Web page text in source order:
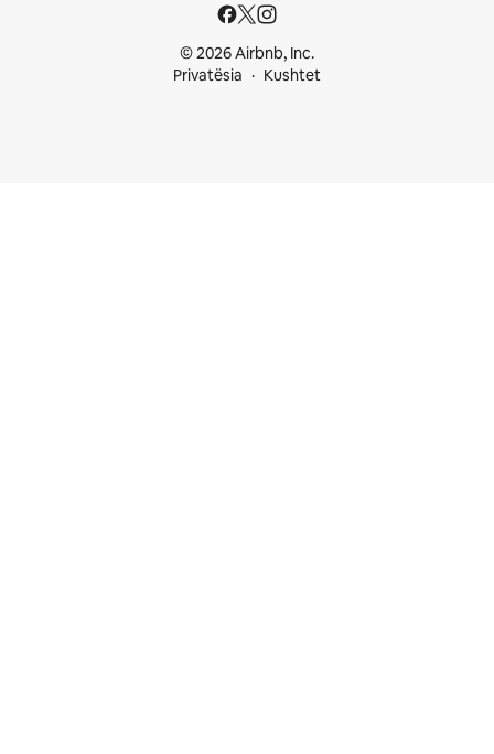
© 2026 Airbnb, Inc.
Privatësia
Kushtet